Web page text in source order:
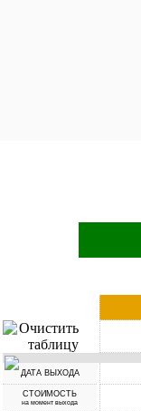
ДАТА ВЫХОДА
СТОИМОСТЬ
на момент выхода